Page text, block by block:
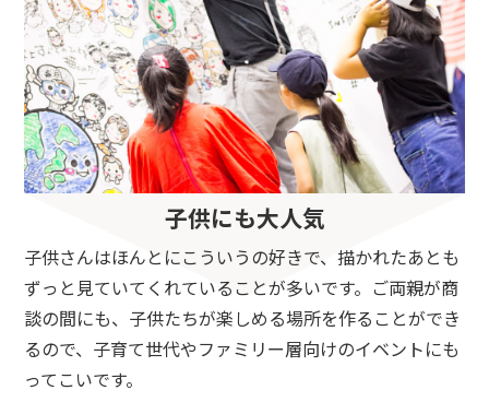
子供にも大人気
子供さんはほんとにこういうの好きで、描かれたあとも
ずっと見ていてくれていることが多いです。ご両親が商
談の間にも、子供たちが楽しめる場所を作ることができ
るので、子育て世代やファミリー層向けのイベントにも
ってこいです。